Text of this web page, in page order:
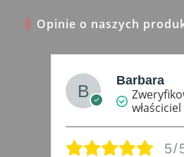
Opinie o naszych
Piotr Ł.
właściciel
5/